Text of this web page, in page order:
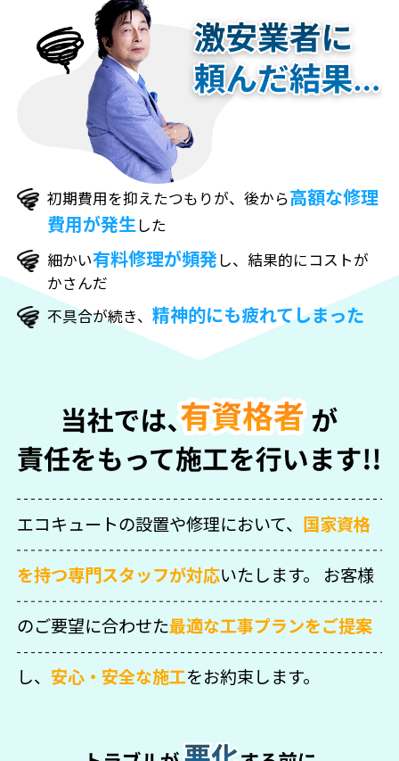
初期費用を抑えたつもりが、後から高額な修理
費用が発生した
細かい有料修理が頻発し、結果的にコストが
かさんだ
不具合が続き、 精神的にも疲れてしまった
エコキュートの設置や修理において、 国家資格
を持つ専門スタッフが対応いたします。 お客様
のご要望に合わせた最適な工事プランをご提案
し、 安心・安全な施工をお約束します。